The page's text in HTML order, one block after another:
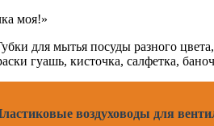
моя!»
для мытья посуды разного
гуашь, кисточка, салфетка,
воздуховоды для